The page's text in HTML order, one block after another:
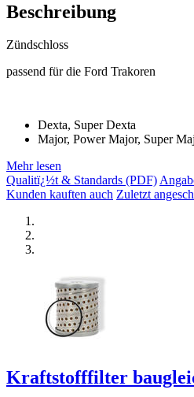
Beschreibung
Zündschloss
passend für die Ford Trakoren
Dexta, Super Dexta
Major, Power Major, Super
Mehr lesen
Qualitï¿½t & Standards (PDF)
Kunden kauften auch Zuletzt
Kraftstofffilter